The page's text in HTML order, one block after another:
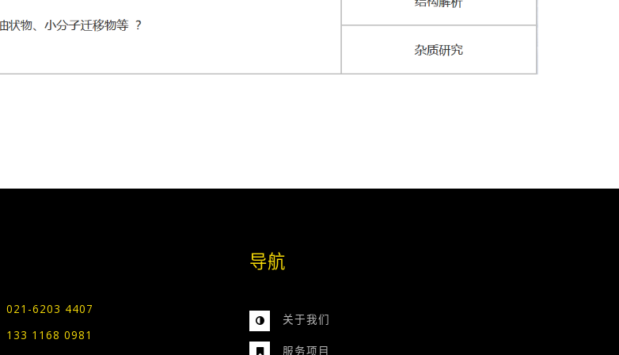
021-6203 4407
133 1168 0981
导航
关于我们
服务项目